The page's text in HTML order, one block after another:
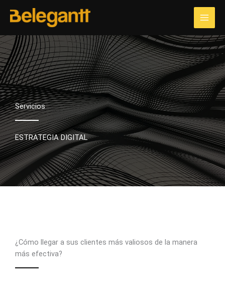
Servicios
ESTRATEGIA DIGITAL
¿Cómo llegar a sus clientes más valiosos de la manera
más efectiva?